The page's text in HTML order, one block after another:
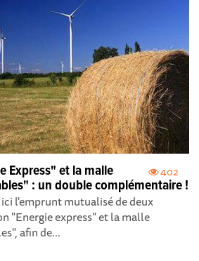
402
Express" et la malle
: un double complémentaire !
l'emprunt mutualisé de deux
"Energie express" et la malle
afin de...